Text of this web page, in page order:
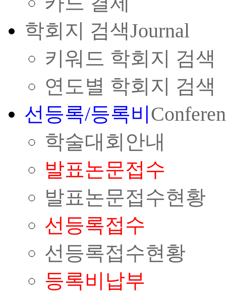
학회지 검색Journal
키워드 학회지 검색
연도별 학회지 검색
선등록/등록비
학술대회안내
발표논문접수
발표논문접수현황
선등록접수
선등록접수현황
등록비납부